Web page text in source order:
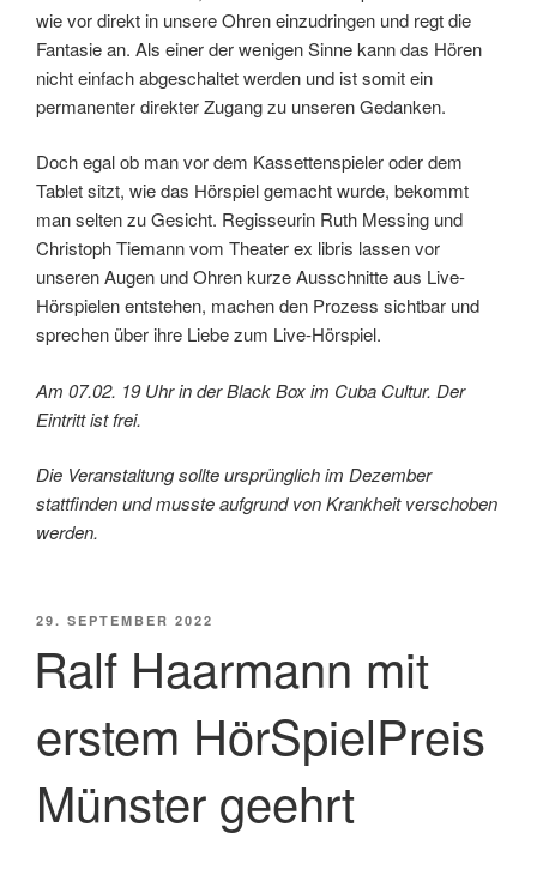
wie vor direkt in unsere Ohren einzudringen und regt die
Fantasie an. Als einer der wenigen Sinne kann das Hören
nicht einfach abgeschaltet werden und ist somit ein
permanenter direkter Zugang zu unseren Gedanken.
Doch egal ob man vor dem Kassettenspieler oder dem
Tablet sitzt, wie das Hörspiel gemacht wurde, bekommt
man selten zu Gesicht. Regisseurin Ruth Messing und
Christoph Tiemann vom Theater ex libris lassen vor
unseren Augen und Ohren kurze Ausschnitte aus Live-
Hörspielen entstehen, machen den Prozess sichtbar und
sprechen über ihre Liebe zum Live-Hörspiel.
Am 07.02. 19 Uhr in der Black Box im Cuba Cultur. Der
Eintritt ist frei.
Die Veranstaltung sollte ursprünglich im Dezember
stattfinden und musste aufgrund von Krankheit verschoben
werden.
VERÖFFENTLICHT
29. SEPTEMBER 2022
Ralf Haarmann mit
erstem HörSpielPreis
Münster geehrt